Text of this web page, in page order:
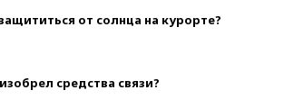
от солнца на курорте?
средства связи?